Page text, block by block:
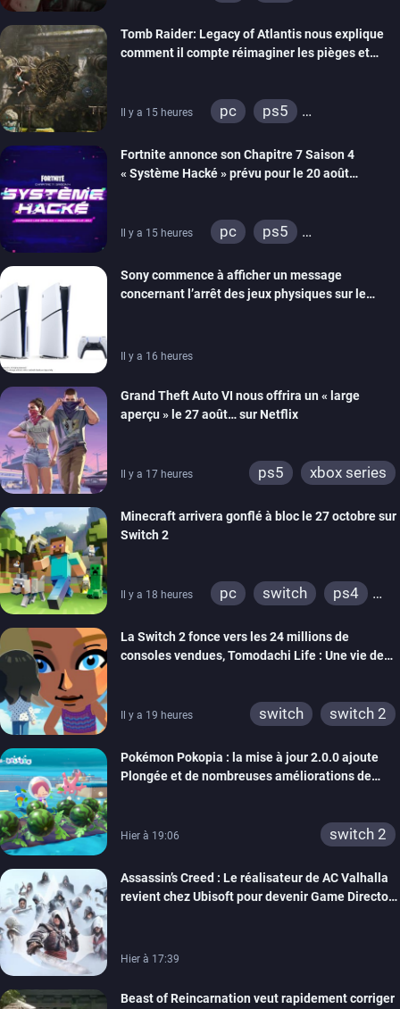
Tomb Raider: Legacy of Atlantis nous explique
comment il compte réimaginer les pièges et
Il y a 15 heures pc
ps5
Fortnite annonce son Chapitre 7 Saison 4
« Système Hacké » prévu pour le 20 août
Il y a 15 heures pc
ps5
ios
android
xbox one
switch 2
Sony commence à afficher un message
concernant l’arrêt des jeux physiques sur le
Il y a 16 heures
Grand Theft Auto VI nous offrira un « large
aperçu » le 27 août… sur Netflix
Il y a 17 heures ps5 xbox series
Minecraft arrivera gonflé à bloc le 27 octobre sur
Switch 2
Il y a 18 heures pc switch
ps4
wiiu
3ds
ps3
xbox 360
switch 2
La Switch 2 fonce vers les 24 millions de
consoles vendues, Tomodachi Life : Une vie de
Il y a 19 heures switch switch 2
Pokémon Pokopia : la mise à jour 2.0.0 ajoute
Plongée et de nombreuses améliorations de
Hier à 19:06 switch 2
Assassin’s Creed : Le réalisateur de AC Valhalla
revient chez Ubisoft pour devenir Game Director
Hier à 17:39
Beast of Reincarnation veut rapidement corriger